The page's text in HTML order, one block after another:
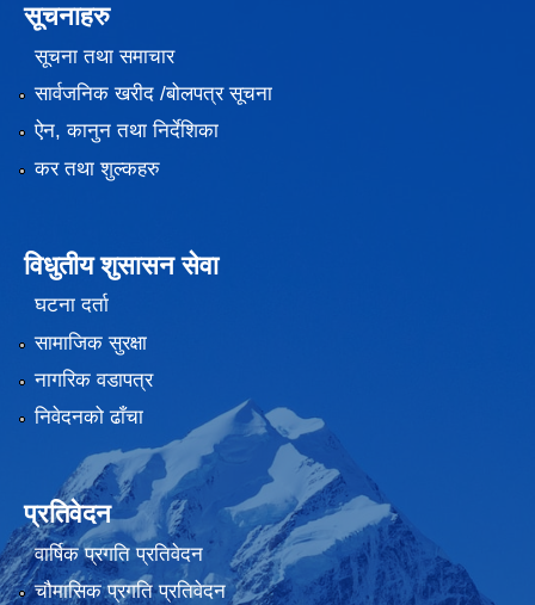
सूचनाहरु
सूचना तथा समाचार
सार्वजनिक खरीद /बोलपत्र सूचना
ऐन, कानुन तथा निर्देशिका
कर तथा शुल्कहरु
विधुतीय शुसासन सेवा
घटना दर्ता
सामाजिक सुरक्षा
नागरिक वडापत्र
निवेदनको ढाँचा
प्रतिवेदन
वार्षिक प्रगति प्रतिवेदन
चौमासिक प्रगति प्रतिवेदन